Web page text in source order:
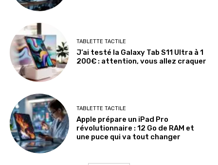
TABLETTE TACTILE
J’ai testé la Galaxy Tab S11 Ultra à 1
200€ : attention, vous allez craquer
TABLETTE TACTILE
Apple prépare un iPad Pro
révolutionnaire : 12 Go de RAM et
une puce qui va tout changer